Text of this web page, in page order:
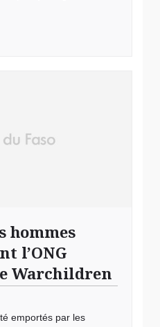
hommes
l’ONG
Warchildren
emportés par les